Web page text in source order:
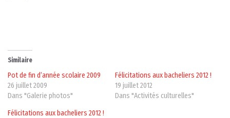
Similaire
Pot de fin d’année scolaire 2009
26 juillet 2009
Dans "Galerie photos"
Félicitations aux bacheliers 2012 !
19 juillet 2012
Dans "Activités culturelles"
Félicitations aux bacheliers 2012 !